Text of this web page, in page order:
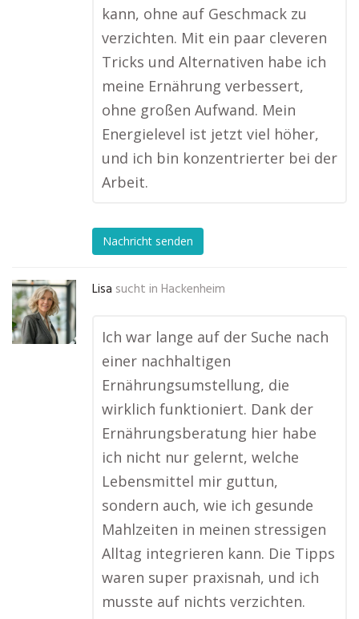
kann, ohne auf Geschmack zu
verzichten. Mit ein paar cleveren
Tricks und Alternativen habe ich
meine Ernährung verbessert,
ohne großen Aufwand. Mein
Energielevel ist jetzt viel höher,
und ich bin konzentrierter bei der
Arbeit.
Nachricht senden
Lisa sucht in Hackenheim
Ich war lange auf der Suche nach
einer nachhaltigen
Ernährungsumstellung, die
wirklich funktioniert. Dank der
Ernährungsberatung hier habe
ich nicht nur gelernt, welche
Lebensmittel mir guttun,
sondern auch, wie ich gesunde
Mahlzeiten in meinen stressigen
Alltag integrieren kann. Die Tipps
waren super praxisnah, und ich
musste auf nichts verzichten.